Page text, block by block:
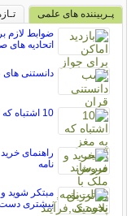
پـربیننده های علمی
ضوابط لازم
اتحاديه های
دانستنی
10 اشتباه که به مغز آسيب میرساند
راهنمای
نامه
مبتکر شوید
بیشتری دست